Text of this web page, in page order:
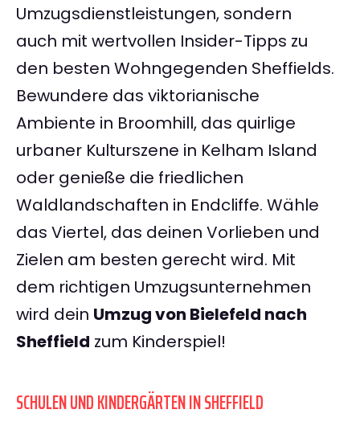
Umzugsdienstleistungen, sondern
auch mit wertvollen Insider-Tipps zu
den besten Wohngegenden Sheffields.
Bewundere das viktorianische
Ambiente in Broomhill, das quirlige
urbaner Kulturszene in Kelham Island
oder genieße die friedlichen
Waldlandschaften in Endcliffe. Wähle
das Viertel, das deinen Vorlieben und
Zielen am besten gerecht wird. Mit
dem richtigen Umzugsunternehmen
wird dein Umzug von Bielefeld nach
Sheffield zum Kinderspiel!
SCHULEN UND KINDERGÄRTEN IN SHEFFIELD